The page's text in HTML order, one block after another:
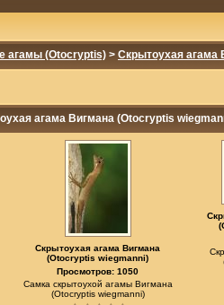
агамы (Otocryptis) > Скрытоухая агама
агама Вигмана (Otocryptis
Скрытоухая агама Вигмана
(Otocryptis wiegmanni)
Просмотров: 1050
Самка скрытоухой агамы Вигмана
(Otocryptis wiegmanni)